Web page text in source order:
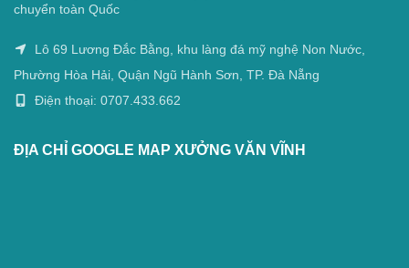
chuyển toàn Quốc
Lô 69 Lương Đắc Bằng, khu làng đá mỹ nghệ Non Nước,
Phường Hòa Hải, Quận Ngũ Hành Sơn, TP. Đà Nẵng
Điện thoại: 0707.433.662
ĐỊA CHỈ GOOGLE MAP XƯỞNG VĂN VĨNH